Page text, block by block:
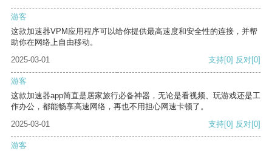
游客
这款加速器VPM应用程序可以给你提供最高速度和安全性的连接，并帮
助你在网络上自由移动。
2025-03-01
支持[0] 反对[0]
游客
这款加速器app简直是居家旅行必备神器，无论是看视频、玩游戏还是工
作办公，都能畅享高速网络，再也不用担心网速卡顿了。
2025-03-01
支持[0] 反对[0]
游客